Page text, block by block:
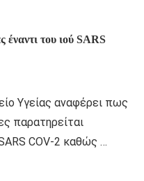
του ιού SARS
Υγείας αναφέρει πως
παρατηρείται
COV-2 καθώς …